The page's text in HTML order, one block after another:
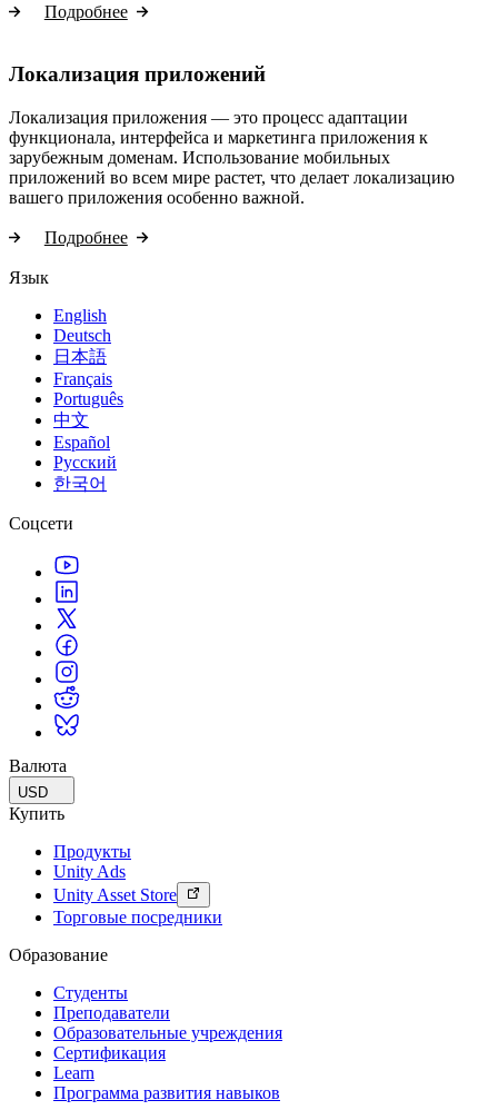
Подробнее
Локализация приложений
Локализация приложения — это процесс адаптации
функционала, интерфейса и маркетинга приложения к
зарубежным доменам. Использование мобильных
приложений во всем мире растет, что делает локализацию
вашего приложения особенно важной.
Подробнее
Язык
English
Deutsch
日本語
Français
Português
中文
Español
Русский
한국어
Соцсети
Валюта
USD
Купить
Продукты
Unity Ads
Unity Asset Store
Торговые посредники
Образование
Студенты
Преподаватели
Образовательные учреждения
Сертификация
Learn
Программа развития навыков